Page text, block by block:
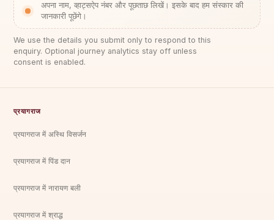
अपना नाम, व्हाट्सऐप नंबर और पूछताछ लिखें। इसके बाद हम संस्कार की
जानकारी पूछेंगे।
We use the details you submit only to respond to this
enquiry. Optional journey analytics stay off unless
consent is enabled.
प्रयागराज
प्रयागराज में अस्थि विसर्जन
प्रयागराज में पिंड दान
प्रयागराज में नारायण बली
प्रयागराज में श्राद्ध